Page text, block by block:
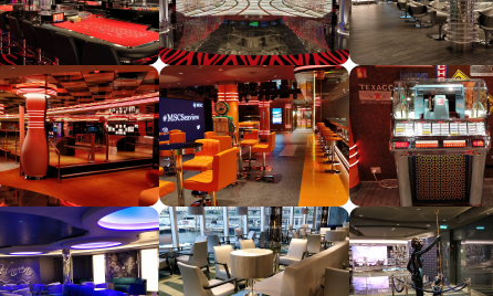
Expedičné plavby
Galapágy
Potvrdiť